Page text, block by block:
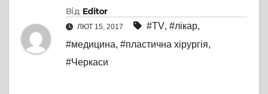
Від Editor
ЛЮТ 15, 2017 #TV, #лікар,
#медицина, #пластична хірургія,
#Черкаси